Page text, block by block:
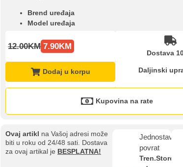
Brend uređaja
Model uređaja
12.00KM 7.90KM
Dostava
Dodaj u korpu
Daljinski
Kupovina na rate
Ovaj artikl na Vašoj adresi može
biti u roku od 24/48 sati. Dostava
za ovaj artikal je BESPLATNA!
Jednostavan
povrat
Tren.Store
Sve je lakše kad se podijeli!
ukoliko posjedujete jednu od slikovito prikazanih